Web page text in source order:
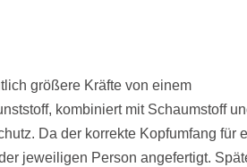
größere Kräfte von einem
kombiniert mit Schaumstoff
Da der korrekte Kopfumfang für
jeweiligen Person angefertigt.